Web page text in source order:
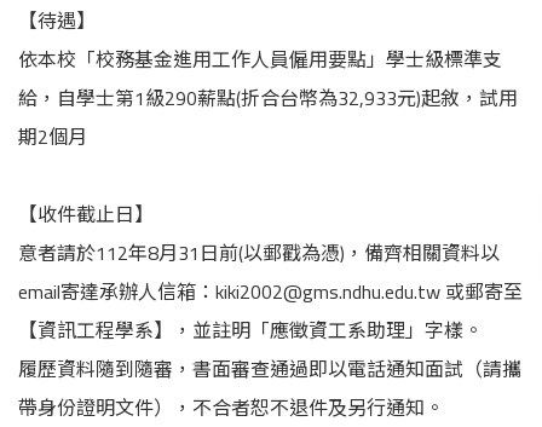
【待遇】
依本校「校務基金進用工作人員僱用要點」學士級標準支
給，自學士第1級290薪點(折合台幣為32,933元)起敘，試用
期2個月
【收件截止日】
意者請於112年8月31日前(以郵戳為憑)，備齊相關資料以
email寄達承辦人信箱：kiki2002@gms.ndhu.edu.tw 或郵寄至
【資訊工程學系】，並註明「應徵資工系助理」字樣。
履歷資料隨到隨審，書面審查通過即以電話通知面試（請攜
帶身份證明文件），不合者恕不退件及另行通知。